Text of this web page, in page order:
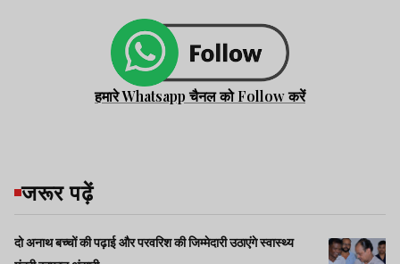
हमारे Whatsapp चैनल को Follow करें
जरूर पढ़ें
दो अनाथ बच्चों की पढ़ाई और परवरिश की जिम्मेदारी उठाएंगे स्वास्थ्य